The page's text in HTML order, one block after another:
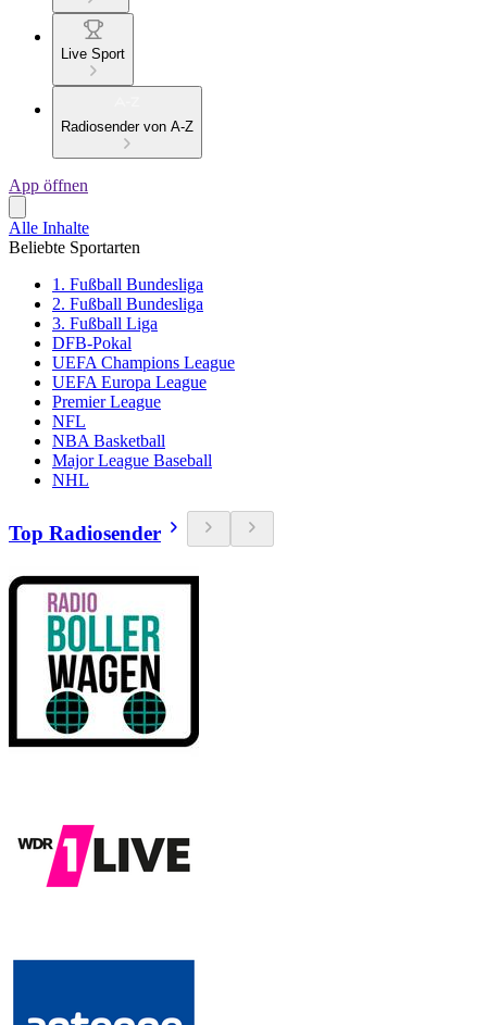
Live Sport
Radiosender von A-Z
App öffnen
Alle Inhalte
Beliebte Sportarten
1. Fußball Bundesliga
2. Fußball Bundesliga
3. Fußball Liga
DFB-Pokal
UEFA Champions League
UEFA Europa League
Premier League
NFL
NBA Basketball
Major League Baseball
NHL
Top Radiosender